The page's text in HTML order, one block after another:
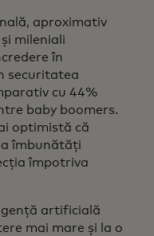
aproximativ
mileniali
în
securitatea
cu 44%
baby boomers.
optimistă că
îmbunătăți
împotriva
artificială
mai mare și la o